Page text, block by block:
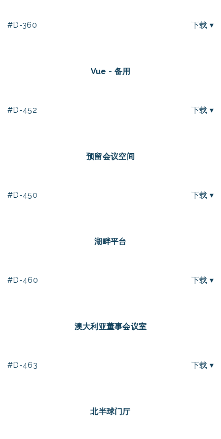
#D-360 下载 ▾
Vue - 备用
#D-452 下载 ▾
预留会议空间
#D-450 下载 ▾
湖畔平台
#D-460 下载 ▾
澳大利亚董事会议室
#D-463 下载 ▾
北半球门厅